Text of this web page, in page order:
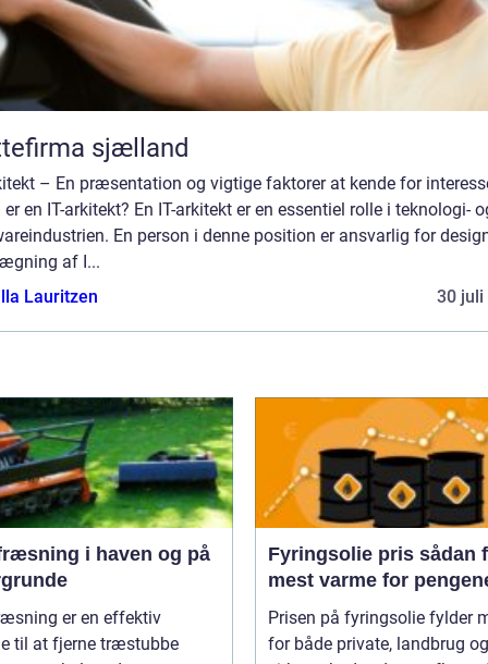
sjælland
– En præsentation og vigtige faktorer at kende for
er en IT-arkitekt? En IT-arkitekt er en essentiel rolle i teknologi-
En person i denne position er ansvarlig for
af I...
Lauritzen
30 juli
i haven og på
er en effektiv
til at fjerne træstubbe
Fyringsolie pris sådan får du
mest varme for
Prisen på fyringsolie fylder
for både private, landbrug og